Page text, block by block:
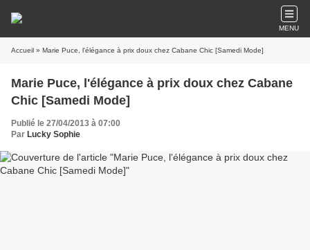
MENU
Accueil » Marie Puce, l'élégance à prix doux chez Cabane Chic [Samedi Mode]
Marie Puce, l'élégance à prix doux chez Cabane
Chic [Samedi Mode]
Publié le 27/04/2013 à 07:00
Par Lucky Sophie